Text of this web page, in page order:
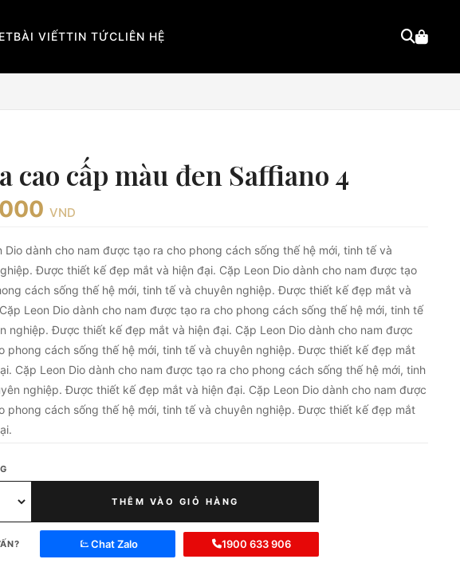
BÀI VIẾTTIN TỨCLIÊN HỆ
cao cấp màu đen Saffiano 4
VND
Dio dành cho nam được tạo ra cho phong cách sống thế hệ mới, tinh tế và
Được thiết kế đẹp mắt và hiện đại. Cặp Leon Dio dành cho nam được tạo
cách sống thế hệ mới, tinh tế và chuyên nghiệp. Được thiết kế đẹp mắt và
Leon Dio dành cho nam được tạo ra cho phong cách sống thế hệ mới, tinh tế
nghiệp. Được thiết kế đẹp mắt và hiện đại. Cặp Leon Dio dành cho nam được
phong cách sống thế hệ mới, tinh tế và chuyên nghiệp. Được thiết kế đẹp mắt
Cặp Leon Dio dành cho nam được tạo ra cho phong cách sống thế hệ mới, tinh
nghiệp. Được thiết kế đẹp mắt và hiện đại. Cặp Leon Dio dành cho nam được
phong cách sống thế hệ mới, tinh tế và chuyên nghiệp. Được thiết kế đẹp mắt
THÊM VÀO GIỎ HÀNG
Chat Zalo 1900 633 906